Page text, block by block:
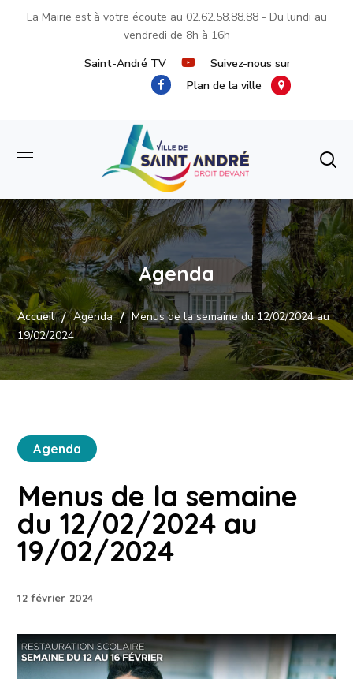
La Mairie est à votre écoute au 02.62.58.88.88- Du lundi au
vendredi de 8h à 16h
Saint-André TV
Suivez-nous sur
Plan de la ville
Agenda
Accueil Agenda
​Menus de la semaine du 12/02/2024 au
19/02/2024
Agenda
​Menus de la semaine
du 12/02/2024 au
19/02/2024
12 février 2024